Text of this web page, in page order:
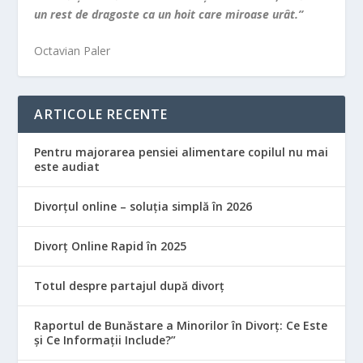
un rest de dragoste ca un hoit care miroase urât.”
Octavian Paler
ARTICOLE RECENTE
Pentru majorarea pensiei alimentare copilul nu mai
este audiat
Divorțul online – soluția simplă în 2026
Divorț Online Rapid în 2025
Totul despre partajul după divorț
Raportul de Bunăstare a Minorilor în Divorț: Ce Este
și Ce Informații Include?”